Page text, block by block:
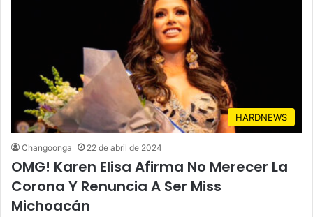
HARDNEWS
Changoonga 22 de abril de 2024
OMG! Karen Elisa Afirma No Merecer La
Corona Y Renuncia A Ser Miss
Michoacán